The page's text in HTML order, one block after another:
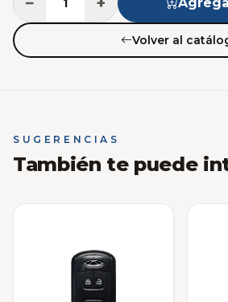
Volver al
SUGERENCIAS
También te puede